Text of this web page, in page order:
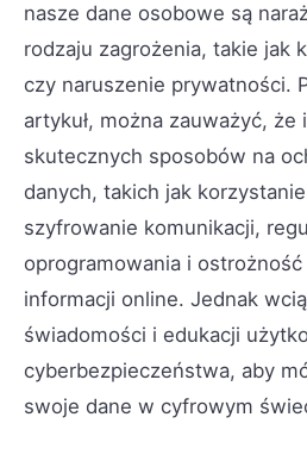
nasze dane osobowe są
rodzaju zagrożenia, takie jak
czy naruszenie prywatności.
artykuł, można zauważyć, że
skutecznych sposobów na
danych, takich jak
szyfrowanie komunikacji,
oprogramowania i
informacji online. Jednak
świadomości i edukacji
cyberbezpieczeństwa, aby
swoje dane w cyfrowym